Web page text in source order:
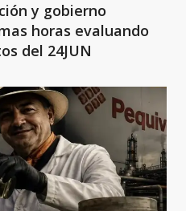
y gobierno
horas evaluando
del 24JUN